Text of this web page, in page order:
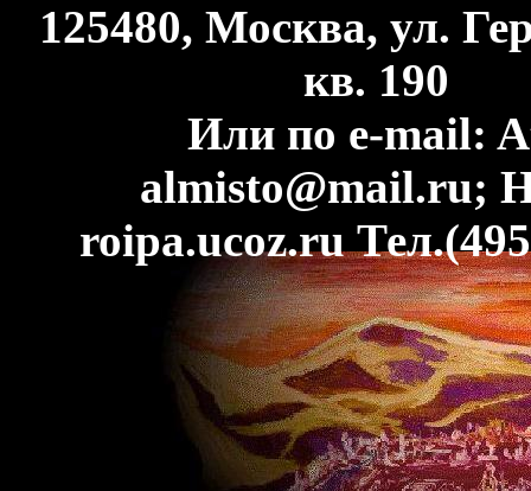
125480, Москва, ул.
кв. 190
Или по e-mail:
almisto@mail.ru;
roipa.ucoz.ru